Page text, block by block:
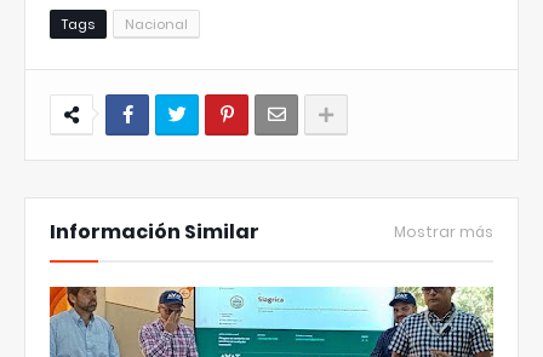
Tags Nacional
Información Similar Mostrar más